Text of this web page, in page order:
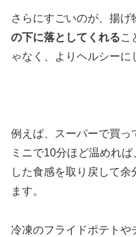
さらにすごいのが、揚げ
の下に落としてくれるこ
ゃなく、よりヘルシーに
例えば、スーパーで買っ
ミニで10分ほど温めれ
した食感を取り戻して
ます。
冷凍のフライドポテトや